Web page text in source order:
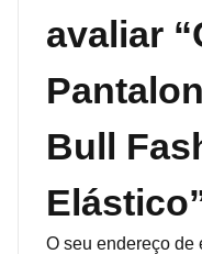
avaliar
Bull
O seu endereço de